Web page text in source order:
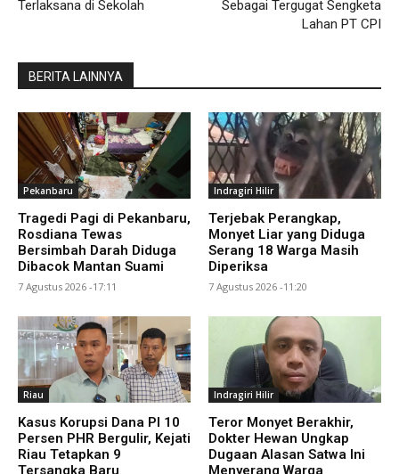
Terlaksana di Sekolah
Sebagai Tergugat Sengketa
Lahan PT CPI
BERITA LAINNYA
Pekanbaru
Tragedi Pagi di Pekanbaru,
Rosdiana Tewas
Bersimbah Darah Diduga
Dibacok Mantan Suami
7 Agustus 2026 -17:11
Indragiri Hilir
Terjebak Perangkap,
Monyet Liar yang Diduga
Serang 18 Warga Masih
Diperiksa
7 Agustus 2026 -11:20
Riau
Kasus Korupsi Dana PI 10
Persen PHR Bergulir, Kejati
Riau Tetapkan 9
Tersangka Baru
Indragiri Hilir
Teror Monyet Berakhir,
Dokter Hewan Ungkap
Dugaan Alasan Satwa Ini
Menyerang Warga